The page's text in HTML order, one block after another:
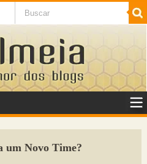
SaÃºde
um Novo Time?